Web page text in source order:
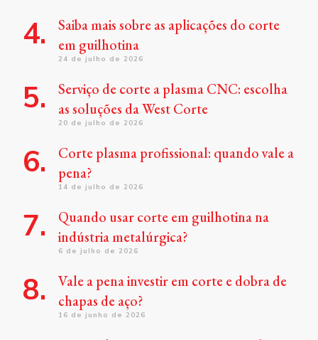
Saiba mais sobre as aplicações do corte
em guilhotina
24 de julho de 2026
Serviço de corte a plasma CNC: escolha
as soluções da West Corte
20 de julho de 2026
Corte plasma profissional: quando vale a
pena?
14 de julho de 2026
Quando usar corte em guilhotina na
indústria metalúrgica?
6 de julho de 2026
Vale a pena investir em corte e dobra de
chapas de aço?
16 de junho de 2026